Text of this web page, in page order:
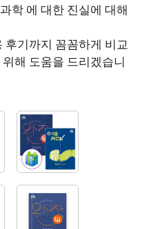
학 에 대한 진실에 대해
기까지 꼼꼼하게 비교
해 도움을 드리겠습니